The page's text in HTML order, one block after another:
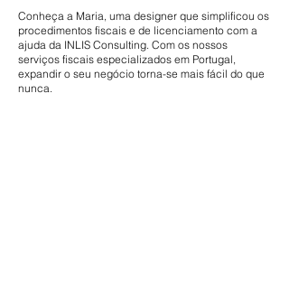
Conheça a Maria, uma designer que simplificou os
procedimentos fiscais e de licenciamento com a
ajuda da INLIS Consulting. Com os nossos
serviços fiscais especializados em Portugal,
expandir o seu negócio torna-se mais fácil do que
nunca.